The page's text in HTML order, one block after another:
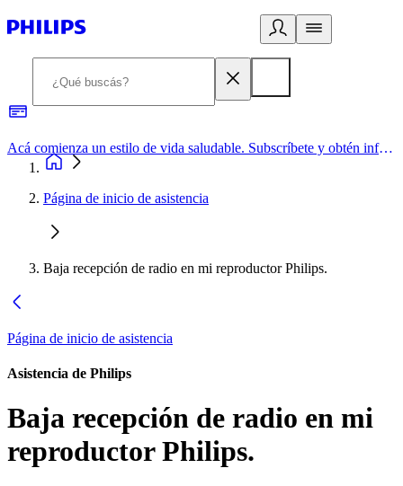
Acá comienza un estilo de vida saludable. Subscríbete y obtén información de primera mano
Página de inicio de asistencia
Baja recepción de radio en mi reproductor Philips.
Página de inicio de asistencia
Asistencia de Philips
Baja recepción de radio en mi
reproductor Philips.